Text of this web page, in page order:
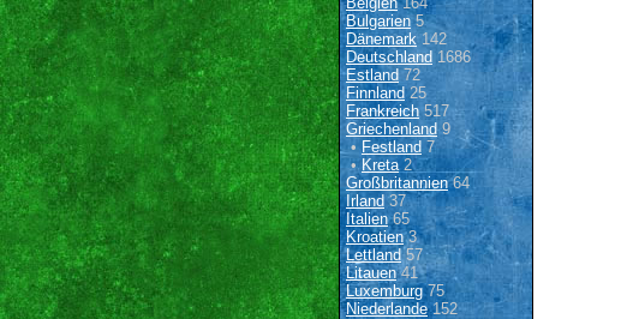
Bulgarien 5
Dänemark142
Deutschland 1686
Estland 72
Finnland 25
Frankreich517
Griechenland9
• Festland 7
• Kreta2
Großbritannien64
Irland 37
Italien65
Kroatien3
Lettland57
Litauen41
Luxemburg75
Niederlande152